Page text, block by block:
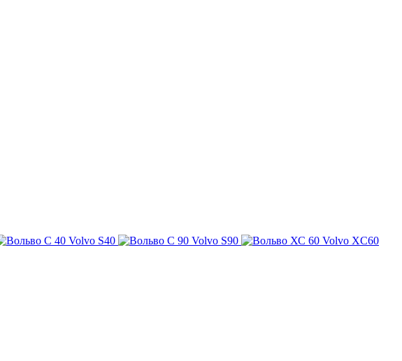
Volvo S40 Volvo S90
Volvo XC60